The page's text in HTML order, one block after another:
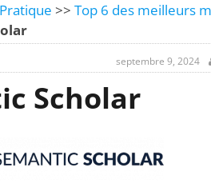
>> Top 6 des meilleurs
septembre 9, 2024
Scholar